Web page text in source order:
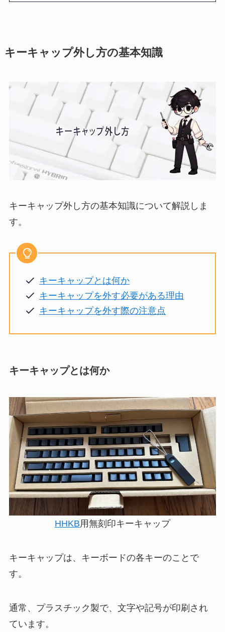
キーキャップ外し方の基本知識
キーキャップ外し方の基本知識について解説しま
す。
キーキャップとは何か
キーキャップを外す必要がある理由
キーキャップを外す際の注意点
キーキャップとは何か
HHKB用無刻印キーキャップ
キーキャップは、キーボードの各キーのことで
す。
通常、プラスチック製で、文字や記号が印刷され
ています。